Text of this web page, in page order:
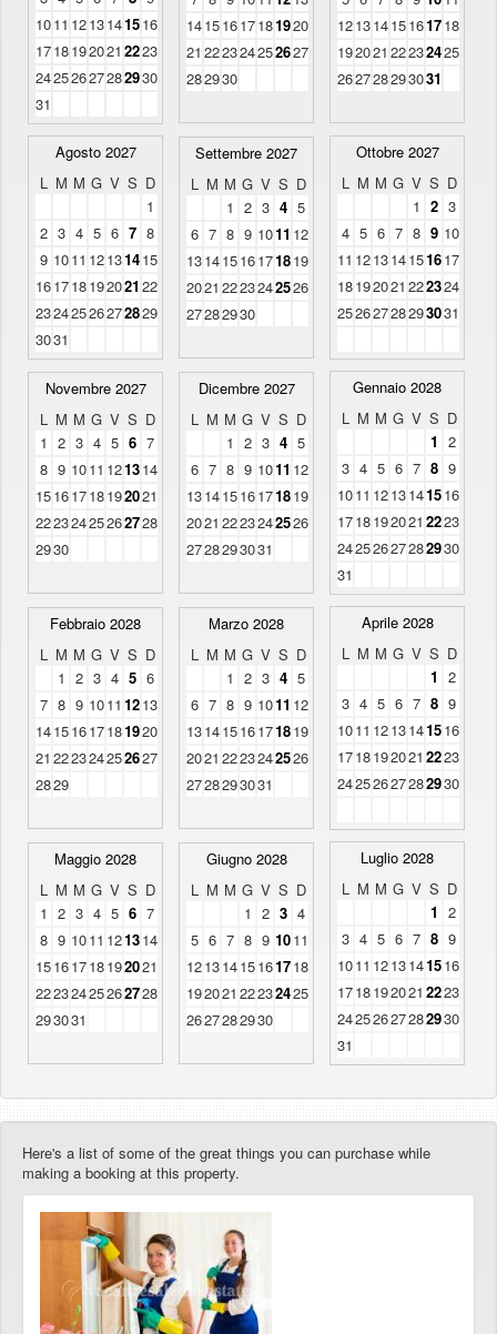
1011 1213141516
1718192021 2223
24252627282930
31
14151617181920
21 222324252627
282930
12131415161718
192021 22232425
262728293031
Agosto 2027
L M M G V S D
1
2 3 4 5 6 7 8
9 1011 12131415
161718192021 22
23242526272829
3031
Settembre 2027
L M M G V S D
1 2 3 4 5
6 7 8 9 1011 12
13141516171819
2021 2223242526
27282930
Ottobre 2027
L M M G V S D
1 2 3
4 5 6 7 8 9 10
11 121314151617
18192021 222324
25262728293031
Novembre 2027
L M M G V S D
1 2 3 4 5 6 7
8 9 1011 121314
15161718192021
22232425262728
2930
Dicembre 2027
L M M G V S D
1 2 3 4 5
6 7 8 9 1011 12
13141516171819
2021 2223242526
2728293031
Gennaio 2028
L M M G V S D
1 2
3 4 5 6 7 8 9
1011 1213141516
1718192021 2223
24252627282930
31
Febbraio 2028
L M M G V S D
1 2 3 4 5 6
7 8 9 1011 1213
14151617181920
21 222324252627
2829
Marzo 2028
L M M G V S D
1 2 3 4 5
6 7 8 9 1011 12
13141516171819
2021 2223242526
2728293031
Aprile 2028
L M M G V S D
1 2
3 4 5 6 7 8 9
1011 1213141516
1718192021 2223
24252627282930
Maggio 2028
L M M G V S D
1 2 3 4 5 6 7
8 9 1011 121314
15161718192021
22232425262728
293031
Giugno 2028
L M M G V S D
1 2 3 4
5 6 7 8 9 1011
12131415161718
192021 22232425
2627282930
Luglio 2028
L M M G V S D
1 2
3 4 5 6 7 8 9
1011 1213141516
1718192021 2223
24252627282930
31
Here's a list of some of the great things you can purchase while
making a booking at this property.